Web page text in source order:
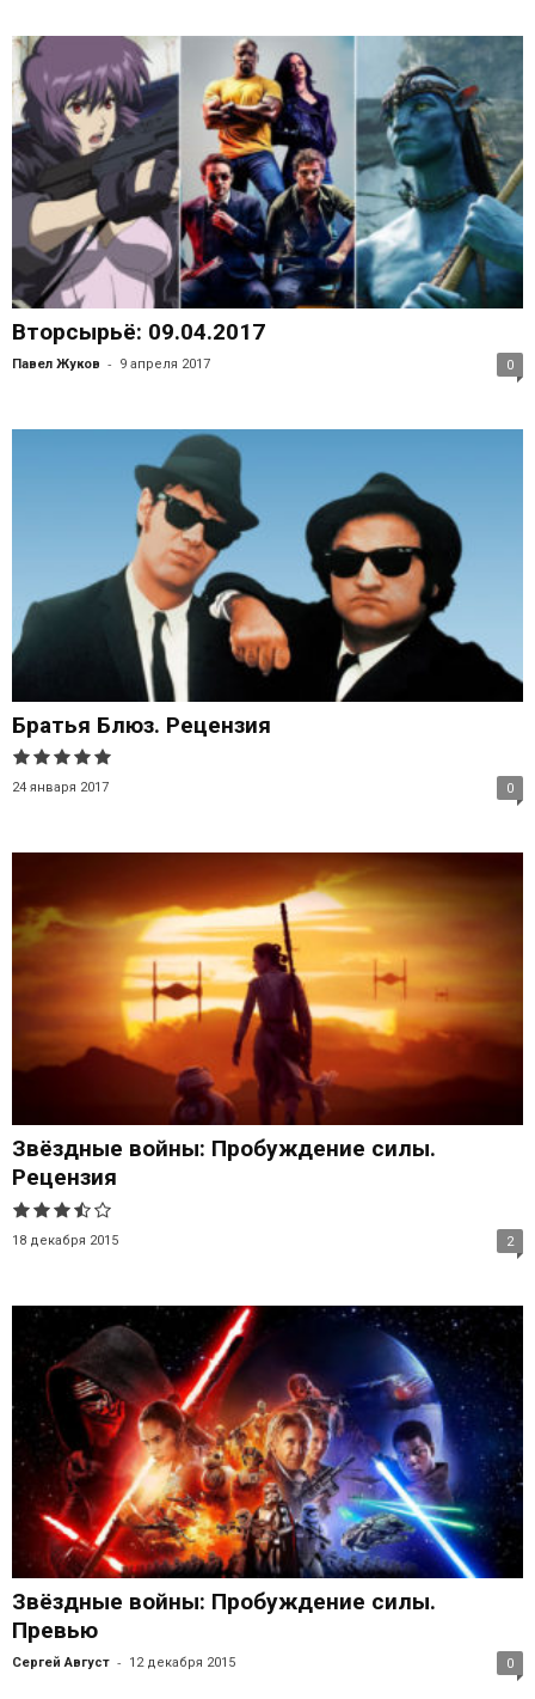
Вторсырьё: 09.04.2017
Павел Жуков - 9 апреля 2017 0
Братья Блюз. Рецензия
24 января 2017 0
Звёздные войны: Пробуждение силы.
Рецензия
18 декабря 2015 2
Звёздные войны: Пробуждение силы.
Превью
Сергей Август - 12 декабря 2015 0